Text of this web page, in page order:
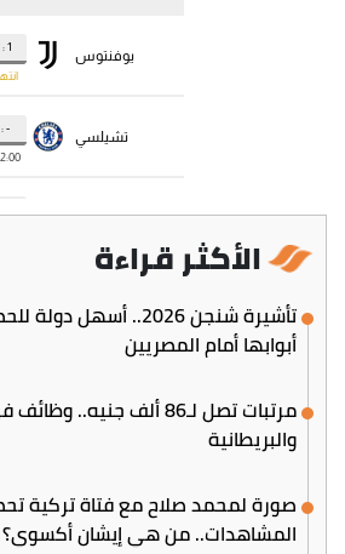
الأكثر قراءة
تأشيرة شنجن 2026..
أبوابها أمام المصريين
مرتبات تصل لـ86 ألف جنيه..
والبريطانية
صورة لمحمد صلاح مع فتاة تركية
المشاهدات.. من هي إيشان أكسوي؟